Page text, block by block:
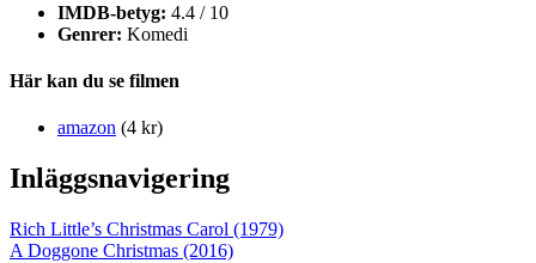
IMDB-betyg: 4.4 / 10
Genrer: Komedi
Här kan du se filmen
amazon (4 kr)
Inläggsnavigering
Rich Little’s Christmas Carol (1979)
A Doggone Christmas (2016)